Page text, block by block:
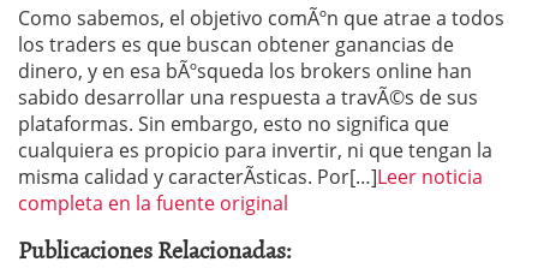
Como sabemos, el objetivo comÃºn que atrae a todos
los traders es que buscan obtener ganancias de
dinero, y en esa bÃºsqueda los brokers online han
sabido desarrollar una respuesta a travÃ©s de sus
plataformas. Sin embargo, esto no significa que
cualquiera es propicio para invertir, ni que tengan la
misma calidad y caracterÃ­sticas. Por[…]Leer noticia
completa en la fuente original
Publicaciones Relacionadas: